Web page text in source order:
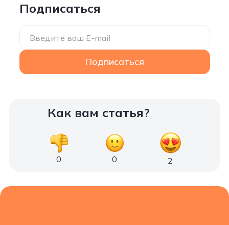
Подписаться
Введите ваш E-mail
Подписаться
Как вам статья?
0 0 2